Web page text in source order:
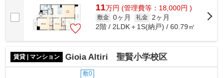
11万円 (管理費等：18,000円 )
敷金 0ヶ月 礼金 2ヶ月
2階 / 2LDK＋1S(納戸) / 60.79㎡
賃貸 | マンション Gioia Altiri 聖賢小学校区
敷0